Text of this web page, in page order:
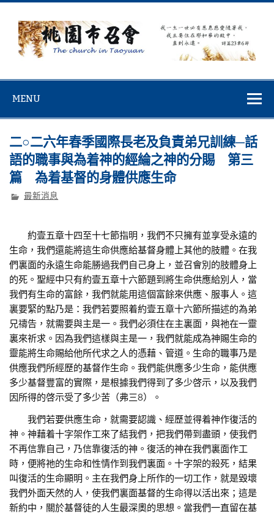
Skip
content
MENU
二○二六年春季國際長老及負責弟兄訓練─話
語的職事與為着神的經綸之神的分賜 第三
篇 為着基督的身體供應生命
最新消息
約壹五章十四至十七節指明，我們不只擁有並享受永遠的
生命，我們還能將這生命供應給基督身體上其他的肢體。在我
們裏面的永遠生命能勝過我們自己身上，並召會別的肢體身上
的死。聖經中只有約壹五章十六節題到將生命供應給別人，當
我們有生命的富餘，我們就能用這個富餘來供應、服事人。這
裏要緊的點乃是：我們若要照着約壹五章十六節所描述的為弟
兄禱告，就需要與主是一。我們必須住在主裏面，與祂在一靈
裏來祈求。因為我們這樣與主是一，我們就能成為神賜生命的
靈能將生命賜給他所代求之人的憑藉、管道。生命的職事乃是
供應我們所經歷的基督作生命。我們能供應多少生命，能供應
多少基督豐富的實際，是根據我們得到了多少啓示，以及我們
因所得的啓示受了多少苦（弗三8）。
我們若要供應生命，就需要認識、經歷並得着神作復活的
神。神藉着十字架作工來了結我們，把我們帶到盡頭，使我們
不再信靠自己，乃信靠復活的神。復活的神在我們裏面作工
時，便將祂的生命和性情作到我們裏面。十字架的殺死，結果
叫復活的生命顯明。主在我們身上所作的一切工作，就是毀壞
我們外面天然的人，使我們裏面基督的生命得以活出來；這是
新約中，關於基督徒的人生最深奧的思想。當我們一直留在基